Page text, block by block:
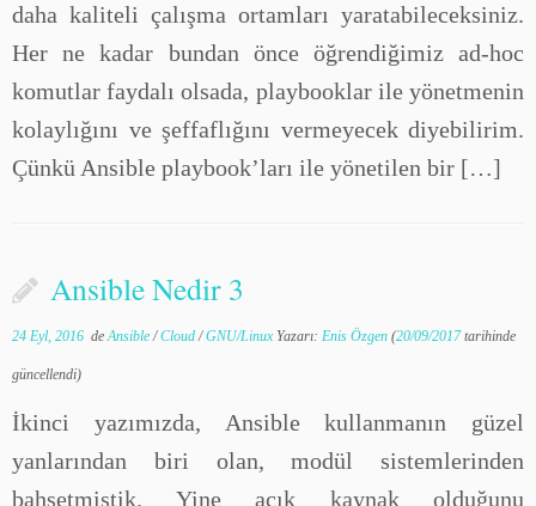
daha kaliteli çalışma ortamları yaratabileceksiniz.
Her ne kadar bundan önce öğrendiğimiz ad-hoc
komutlar faydalı olsada, playbooklar ile yönetmenin
kolaylığını ve şeffaflığını vermeyecek diyebilirim.
Çünkü Ansible playbook’ları ile yönetilen bir […]
Ansible Nedir 3
24 Eyl, 2016 deAnsible/Cloud/GNU/Linux Yazarı: Enis Özgen (20/09/2017tarihinde
güncellendi)
İkinci yazımızda, Ansible kullanmanın güzel
yanlarından biri olan, modül sistemlerinden
bahsetmiştik. Yine açık kaynak olduğunu